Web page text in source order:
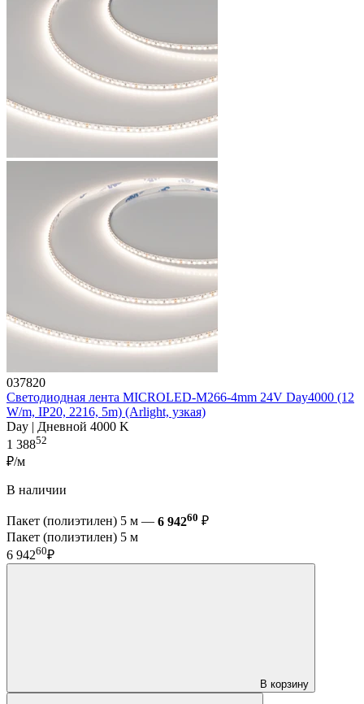
037820
Светодиодная лента MICROLED-M266-4mm 24V Day4000 (12
W/m, IP20, 2216, 5m) (Arlight, узкая)
Day | Дневной 4000 K
1 38852
₽/м
В наличии
Пакет (полиэтилен) 5 м — 6 94260 ₽
Пакет (полиэтилен) 5 м
6 94260₽
В корзину